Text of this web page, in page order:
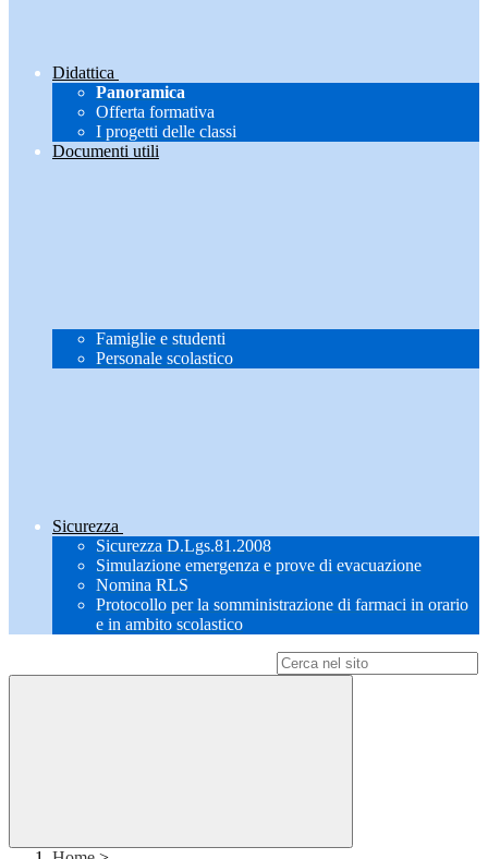
Didattica
Panoramica
Offerta formativa
I progetti delle classi
Documenti utili
Famiglie e studenti
Personale scolastico
Sicurezza
Sicurezza D.Lgs.81.2008
Simulazione emergenza e prove di evacuazione
Nomina RLS
Protocollo per la somministrazione di farmaci in orario
e in ambito scolastico